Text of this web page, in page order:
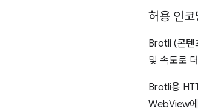
허용 인
Brotli (콘텐
및 속도로
Brotli용
WebView